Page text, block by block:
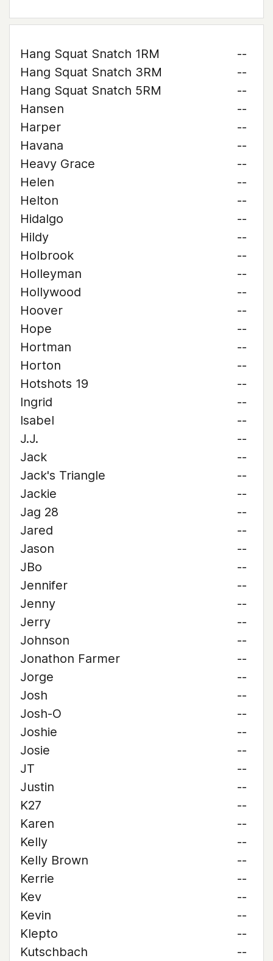
Hang Squat Snatch 1RM
--
Hang Squat Snatch 3RM
--
Hang Squat Snatch 5RM
--
Hansen
--
Harper
--
Havana
--
Heavy Grace
--
Helen
--
Helton
--
Hidalgo
--
Hildy
--
Holbrook
--
Holleyman
--
Hollywood
--
Hoover
--
Hope
--
Hortman
--
Horton
--
Hotshots 19
--
Ingrid
--
Isabel
--
J.J.
--
Jack
--
Jack's Triangle
--
Jackie
--
Jag 28
--
Jared
--
Jason
--
JBo
--
Jennifer
--
Jenny
--
Jerry
--
Johnson
--
Jonathon Farmer
--
Jorge
--
Josh
--
Josh-O
--
Joshie
--
Josie
--
JT
--
Justin
--
K27
--
Karen
--
Kelly
--
Kelly Brown
--
Kerrie
--
Kev
--
Kevin
--
Klepto
--
Kutschbach
--